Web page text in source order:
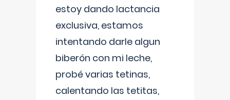
estoy dando lactancia
exclusiva, estamos
intentando darle algun
biberón con mi leche,
probé varias tetinas,
calentando las tetitas,